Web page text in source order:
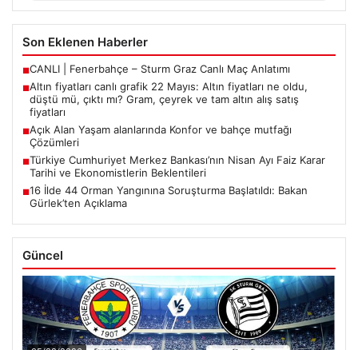
Son Eklenen Haberler
■CANLI | Fenerbahçe – Sturm Graz Canlı Maç Anlatımı
■Altın fiyatları canlı grafik 22 Mayıs: Altın fiyatları ne oldu,
düştü mü, çıktı mı? Gram, çeyrek ve tam altın alış satış
fiyatları
■Açık Alan Yaşam alanlarında Konfor ve bahçe mutfağı
Çözümleri
■Türkiye Cumhuriyet Merkez Bankası’nın Nisan Ayı Faiz Karar
Tarihi ve Ekonomistlerin Beklentileri
■16 İlde 44 Orman Yangınına Soruşturma Başlatıldı: Bakan
Gürlek’ten Açıklama
Güncel